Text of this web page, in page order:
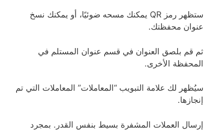
ستظهر رمز QR يمكنك مسحه ضوئيًا، أو يمكنك نسخ
عنوان محفظتك.
ثم قم بلصق العنوان في قسم عنوان المستلم في
المحفظة الأخرى.
سيُظهر لك علامة التبويب “المعاملات” المعاملات التي تم
إنجازها.
إرسال العملات المشفرة بسيط بنفس القدر. بمجرد